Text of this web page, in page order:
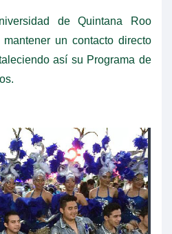
de Quintana Roo
un contacto directo
así su Programa de